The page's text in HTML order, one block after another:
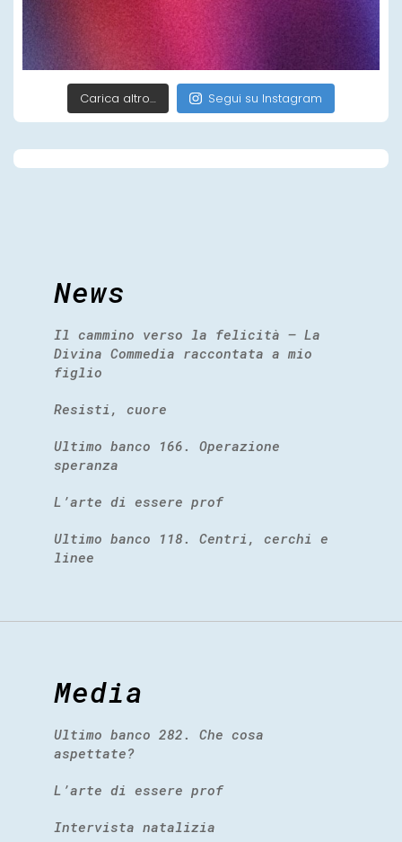
Carica altro… Segui su Instagram
News
Il cammino verso la felicità – La
Divina Commedia raccontata a mio
figlio
Resisti, cuore
Ultimo banco 166. Operazione
speranza
L’arte di essere prof
Ultimo banco 118. Centri, cerchi e
linee
Media
Ultimo banco 282. Che cosa
aspettate?
L’arte di essere prof
Intervista natalizia